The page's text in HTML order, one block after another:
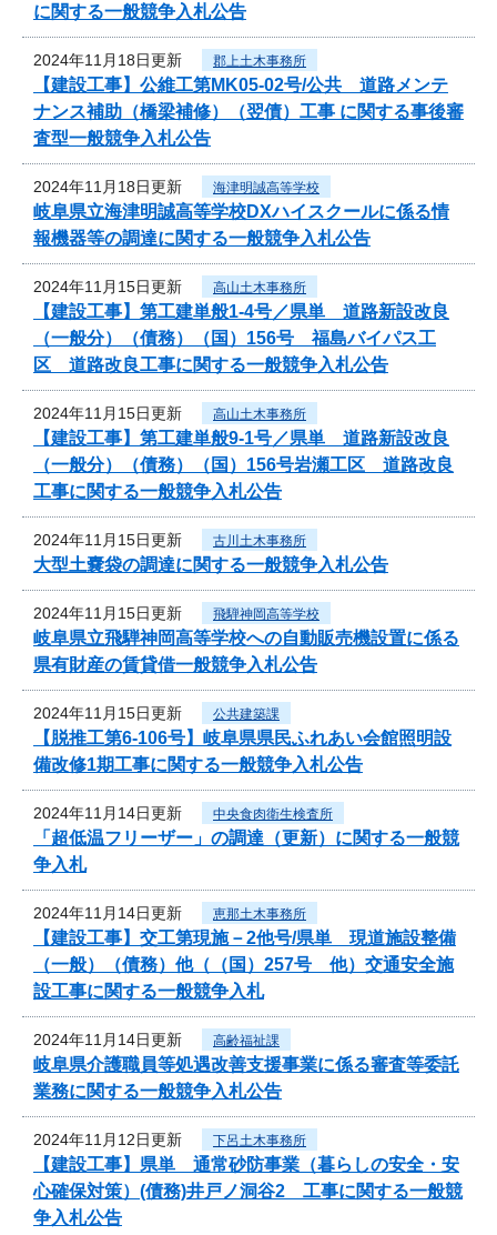
に関する一般競争入札公告
2024年11月18日更新 郡上土木事務所
【建設工事】公維工第MK05-02号/公共 道路メンテ
ナンス補助（橋梁補修）（翌債）工事 に関する事後審
査型一般競争入札公告
2024年11月18日更新 海津明誠高等学校
岐阜県立海津明誠高等学校DXハイスクールに係る情
報機器等の調達に関する一般競争入札公告
2024年11月15日更新 高山土木事務所
【建設工事】第工建単般1-4号／県単 道路新設改良
（一般分）（債務）（国）156号 福島バイパス工
区 道路改良工事に関する一般競争入札公告
2024年11月15日更新 高山土木事務所
【建設工事】第工建単般9-1号／県単 道路新設改良
（一般分）（債務）（国）156号岩瀬工区 道路改良
工事に関する一般競争入札公告
2024年11月15日更新 古川土木事務所
大型土嚢袋の調達に関する一般競争入札公告
2024年11月15日更新 飛騨神岡高等学校
岐阜県立飛騨神岡高等学校への自動販売機設置に係る
県有財産の賃貸借一般競争入札公告
2024年11月15日更新 公共建築課
【脱推工第6-106号】岐阜県県民ふれあい会館照明設
備改修1期工事に関する一般競争入札公告
2024年11月14日更新 中央食肉衛生検査所
「超低温フリーザー」の調達（更新）に関する一般競
争入札
2024年11月14日更新 恵那土木事務所
【建設工事】交工第現施－2他号/県単 現道施設整備
（一般）（債務）他（（国）257号 他）交通安全施
設工事に関する一般競争入札
2024年11月14日更新 高齢福祉課
岐阜県介護職員等処遇改善支援事業に係る審査等委託
業務に関する一般競争入札公告
2024年11月12日更新 下呂土木事務所
【建設工事】県単 通常砂防事業（暮らしの安全・安
心確保対策）(債務)井戸ノ洞谷2 工事に関する一般競
争入札公告